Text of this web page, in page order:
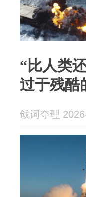
“比人类
过于残酷
戗词夺理